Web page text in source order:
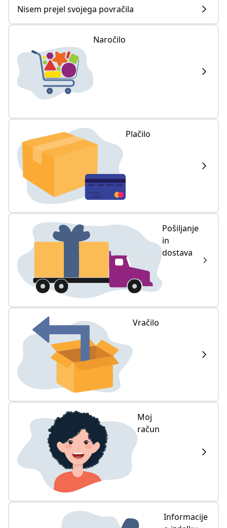
Nisem prejel svojega povračila
Naročilo
Plačilo
Pošiljanje
in
dostava
Vračilo
Moj
račun
Informacije